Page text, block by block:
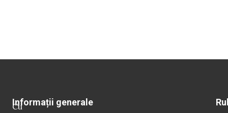
Cu
Informații generale